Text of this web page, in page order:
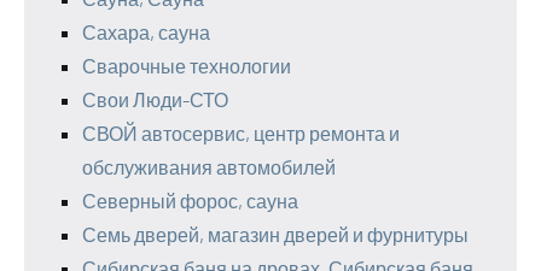
Сахара, сауна
Сварочные технологии
Свои Люди-СТО
СВОЙ автосервис, центр ремонта и
обслуживания автомобилей
Северный форос, сауна
Семь дверей, магазин дверей и фурнитуры